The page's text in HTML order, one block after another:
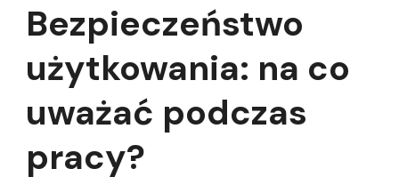
Bezpieczeństwo
użytkowania: na co
uważać podczas
pracy?